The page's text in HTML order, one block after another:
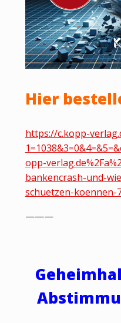
Hier
https://c.kopp-
opp-
bankencrash-und-
schuetzen-koennen-
———